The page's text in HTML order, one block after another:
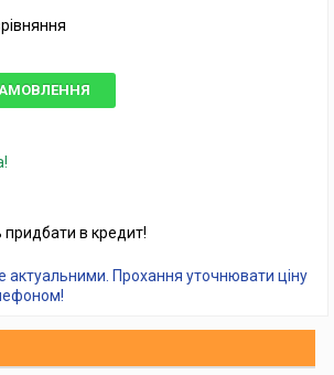
придбати в кредит!
актуальними. Прохання уточнювати ціну